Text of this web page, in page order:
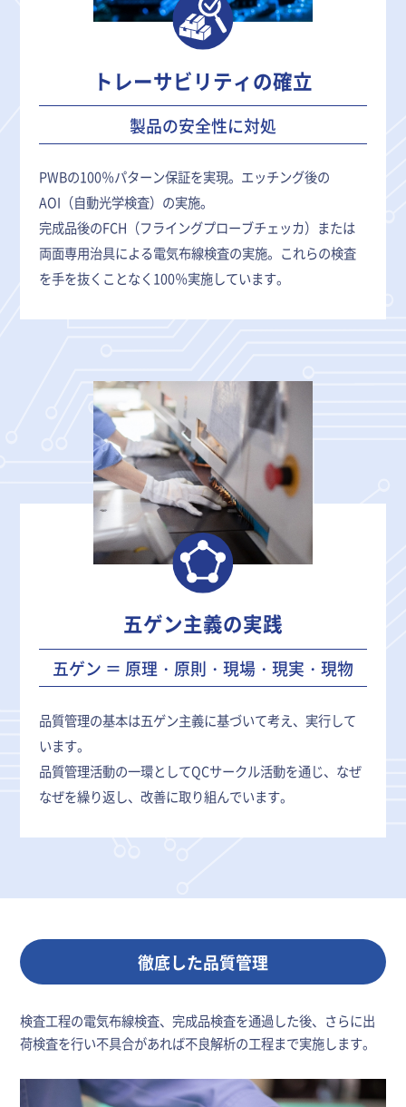
トレーサビリティの確立
製品の安全性に対処
PWBの100％パターン保証を実現。エッチング後の
AOI（自動光学検査）の実施。
完成品後のFCH（フライングプローブチェッカ）または
両面専用治具による電気布線検査の実施。これらの検査
を手を抜くことなく100％実施しています。
五ゲン主義の実践
五ゲン ＝ 原理・原則・現場・現実・現物
品質管理の基本は五ゲン主義に基づいて考え、実行して
います。
品質管理活動の一環としてQCサークル活動を通じ、なぜ
なぜを繰り返し、改善に取り組んでいます。
徹底した品質管理
検査工程の電気布線検査、完成品検査を通過した後、さらに出
荷検査を行い不具合があれば不良解析の工程まで実施します。